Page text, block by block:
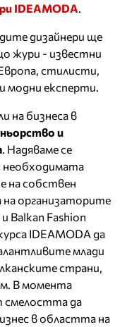
IDEAMODA.
дизайнери ще
жури - известни
стилисти,
модни експерти.
на бизнеса в
и
. Надяваме се
необходимата
на собствен
организаторите
Balkan Fashion
IDEAMODA да
млади
страни,
В момента
смелостта да
в областта на